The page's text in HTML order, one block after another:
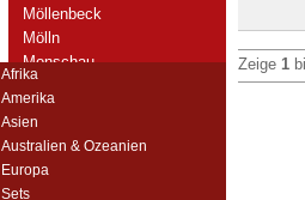
Möllenbeck
Mölln
Monschau
Mühlberg
Afrika
Amerika
Asien
Australien & Ozeanien
Europa
Sets
Zeige 1